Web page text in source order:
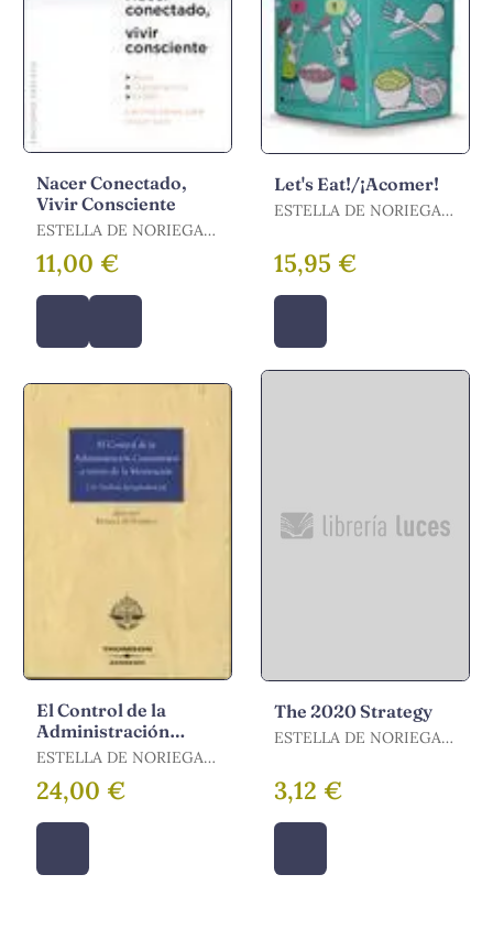
Nacer Conectado,
Vivir Consciente
ESTELLA DE NORIEGA,
ANTONIO
11,00 €
Let's Eat!/¡Acomer!
ESTELLA DE NORIEGA,
15,95 €
El Control de la
Administración
Comunitaria a
Motivación
ESTELLA DE NORIEGA,
ANTONIO
24,00 €
The 2020 Strategy
ESTELLA DE NORIEGA,
3,12 €